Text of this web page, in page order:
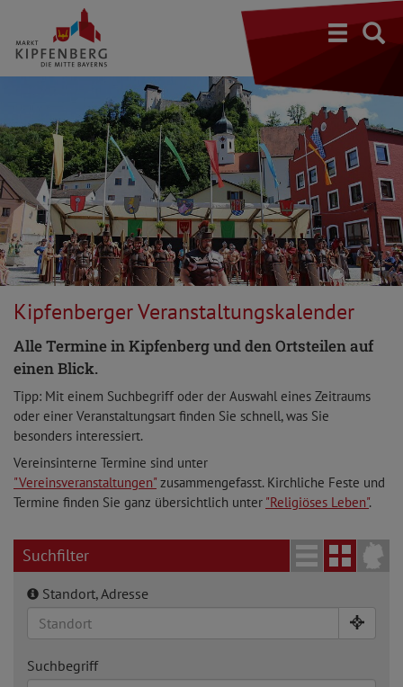
Kipfenberger Veranstaltungskalender
Alle Termine in Kipfenberg und den Ortsteilen auf
einen Blick.
Tipp: Mit einem Suchbegriff oder der Auswahl eines Zeitraums
oder einer Veranstaltungsart finden Sie schnell, was Sie
besonders interessiert.
Vereinsinterne Termine sind unter
"Vereinsveranstaltungen" zusammengefasst. Kirchliche Feste und
Termine finden Sie ganz übersichtlich unter "Religiöses Leben".
Suchfilter
Standort, Adresse
Suchbegriff